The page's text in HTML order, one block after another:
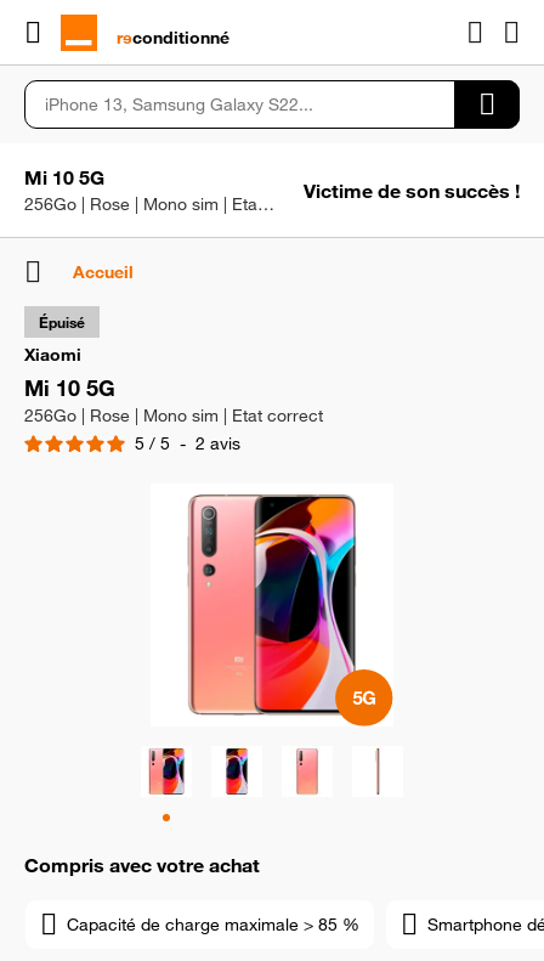
rɘconditionné
Mi 10 5G
256Go | Rose | Mono sim | Etat correct
Victime de son succès !
Accueil
Xiaomi
Mi 10 5G
256Go | Rose | Mono sim | Etat correct
5 / 5 - 2 avis
Épuisé
Compris avec votre achat
Capacité de charge maximale > 85 % Smartphone